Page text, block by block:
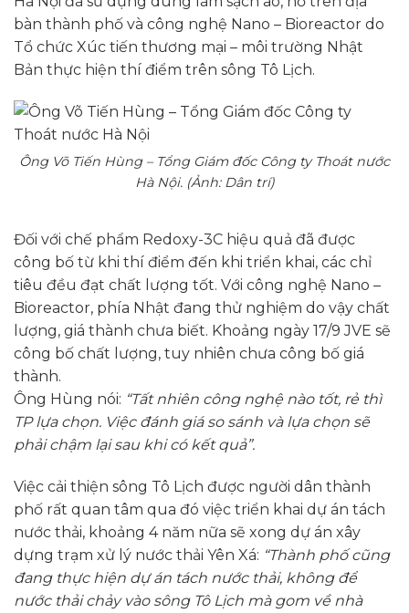
bàn thành phố và công nghệ Nano – Bioreactor do
Tổ chức Xúc tiến thương mại – môi trường Nhật
Bản thực hiện thí điểm trên sông Tô Lịch.
Ông Võ Tiến Hùng – Tổng Giám đốc Công ty Thoát nước
Hà Nội. (Ảnh: Dân trí)
Đối với chế phẩm Redoxy-3C hiệu quả đã được
công bố từ khi thí điểm đến khi triển khai, các chỉ
tiêu đều đạt chất lượng tốt. Với công nghệ Nano –
Bioreactor, phía Nhật đang thử nghiệm do vậy chất
lượng, giá thành chưa biết. Khoảng ngày 17/9 JVE sẽ
công bố chất lượng, tuy nhiên chưa công bố giá
thành.
Ông Hùng nói: “Tất nhiên công nghệ nào tốt, rẻ thì
TP lựa chọn. Việc đánh giá so sánh và lựa chọn sẽ
phải chậm lại sau khi có kết quả”.
Việc cải thiện sông Tô Lịch được người dân thành
phố rất quan tâm qua đó việc triển khai dự án tách
nước thải, khoảng 4 năm nữa sẽ xong dự án xây
dựng trạm xử lý nước thải Yên Xá: “Thành phố cũng
đang thực hiện dự án tách nước thải, không để
nước thải chảy vào sông Tô Lịch mà gom về nhà